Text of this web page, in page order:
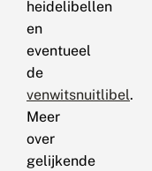
heidelibellen
en
eventueel
de
venwitsnuitlibel.
Meer
over
gelijkende